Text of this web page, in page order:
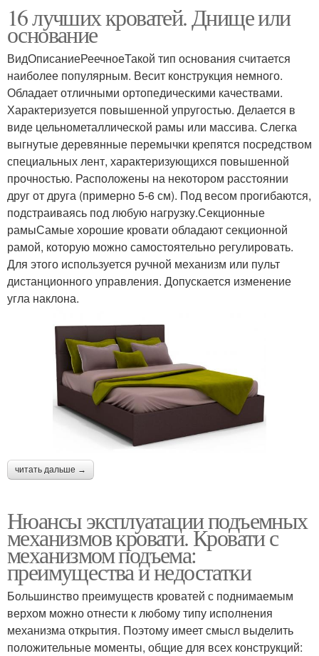
16 лучших кроватей. Днище или
основание
ВидОписаниеРеечноеТакой тип основания считается
наиболее популярным. Весит конструкция немного.
Обладает отличными ортопедическими качествами.
Характеризуется повышенной упругостью. Делается в
виде цельнометаллической рамы или массива. Слегка
выгнутые деревянные перемычки крепятся посредством
специальных лент, характеризующихся повышенной
прочностью. Расположены на некотором расстоянии
друг от друга (примерно 5-6 см). Под весом прогибаются,
подстраиваясь под любую нагрузку.Секционные
рамыСамые хорошие кровати обладают секционной
рамой, которую можно самостоятельно регулировать.
Для этого используется ручной механизм или пульт
дистанционного управления. Допускается изменение
угла наклона.
читать дальше →
Нюансы эксплуатации подъемных
механизмов кровати. Кровати с
механизмом подъема:
преимущества и недостатки
Большинство преимуществ кроватей с поднимаемым
верхом можно отнести к любому типу исполнения
механизма открытия. Поэтому имеет смысл выделить
положительные моменты, общие для всех конструкций: